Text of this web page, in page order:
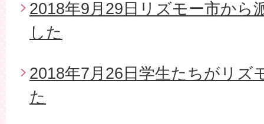
2018年9月29日リズモー市から
した
2018年7月26日学生たちがリズ
た